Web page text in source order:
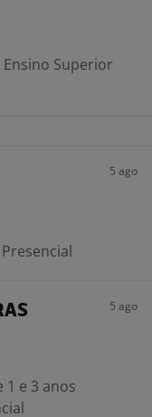
Ensino Superior
5 ago
Presencial
5 ago
1 e 3 anos